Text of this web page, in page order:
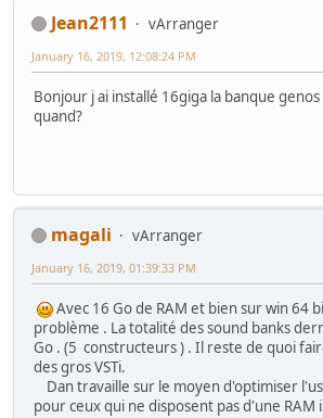
Jean2111
vArranger
January 16, 2019, 12:08:24 PM
Bonjour j ai installé 16giga la banque
quand?
magali
vArranger
January 16, 2019, 01:39:33 PM
Avec 16 Go de RAM et bien sur win 64
problème . La totalité des sound banks
Go . (5 constructeurs ) . Il reste de quoi
des gros VSTi.
Dan travaille sur le moyen d'optimiser
pour ceux qui ne disposent pas d'une